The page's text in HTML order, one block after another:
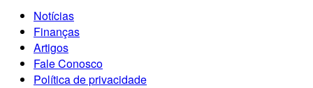
Notícias
Finanças
Artigos
Fale Conosco
Política de privacidade